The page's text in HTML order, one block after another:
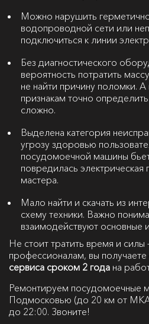
Можно нарушить
водопроводной сети или
подключиться к линии
Без диагностического
вероятность потратить
не найти причину поломки.
признакам точно
сложно.
Выделена категория
угрозу здоровью
посудомоечной машины
повредилась электрическая
мастера.
Мало найти и скачать из
схему техники. Важно
взаимодействуют основные
Не стоит тратить время и
профессионалам, вы
сервиса сроком 2 года на
Ремонтируем посудомоечные
Подмосковью (до 20 км от
до 22:00. Звоните!